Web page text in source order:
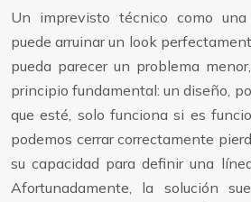
Un imprevisto técnico como una
puede arruinar un look
pueda parecer un problema
principio fundamental: un diseño,
que esté, solo funciona si es
podemos cerrar correctamente
su capacidad para definir una
Afortunadamente, la solución